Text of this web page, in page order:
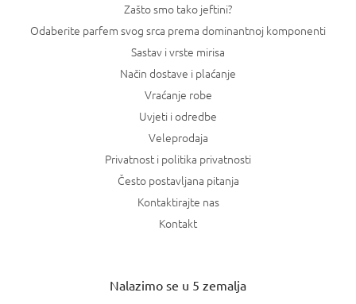
Zašto smo tako jeftini?
Odaberite parfem svog srca prema dominantnoj komponenti
Sastav i vrste mirisa
Način dostave i plaćanje
Vraćanje robe
Uvjeti i odredbe
Veleprodaja
Privatnost i politika privatnosti
Često postavljana pitanja
Kontaktirajte nas
Kontakt
Nalazimo se u 5 zemalja